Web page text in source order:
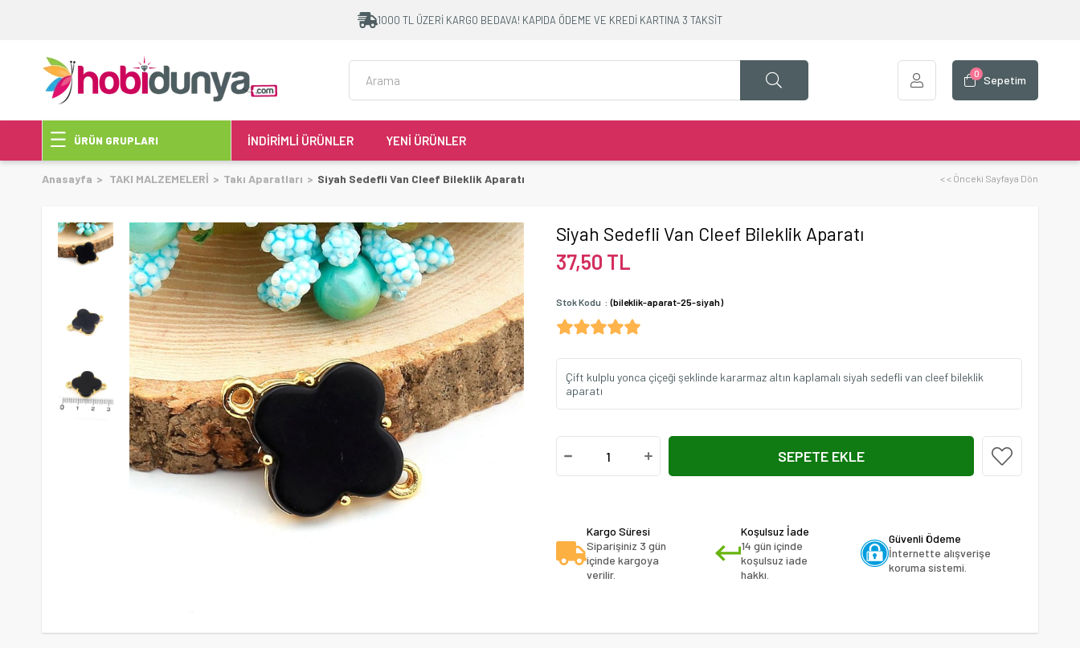
1000 TL ÜZERİ KARGO BEDAVA! KAPIDA ÖDEME VE KREDİ KARTINA 3 TAKSİT
Sepetim
0
ÜRÜN GRUPLARI İNDİRİMLİ ÜRÜNLER YENİ ÜRÜNLER
Anasayfa TAKI MALZEMELERİ Takı Aparatları Siyah Sedefli Van Cleef Bileklik Aparatı < < Önceki Sayfaya Dön
Siyah Sedefli Van Cleef Bileklik Aparatı
37,50 TL
Stok Kodu (bileklik-aparat-25-siyah)
Çift kulplu yonca çiçeği şeklinde kararmaz altın kaplamalı siyah sedefli van cleef bileklik
aparatı
Kargo Süresi
Siparişiniz 3 gün
içinde kargoya
verilir.
Koşulsuz İade
14 gün içinde
koşulsuz iade
hakkı.
Güvenli Ödeme
İnternette alışverişe
koruma sistemi.